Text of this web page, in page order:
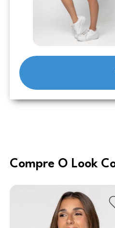
Compre O Look